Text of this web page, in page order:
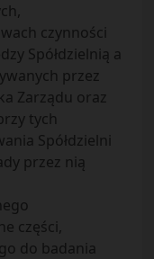
czynności
Spółdzielnią a
przez
Zarządu oraz
tych
Spółdzielni
przez nią
części,
do badania